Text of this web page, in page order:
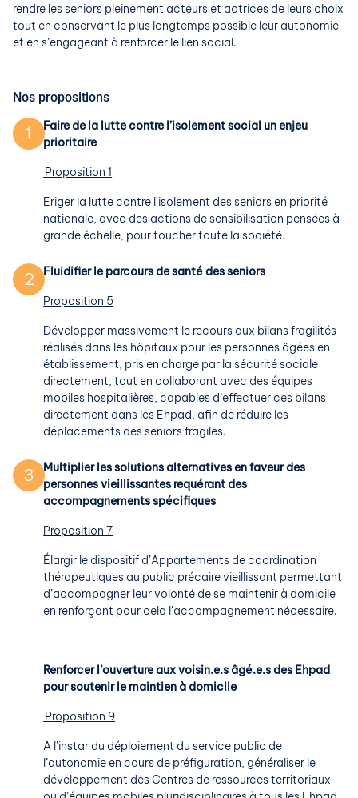
rendre les seniors pleinement acteurs et actrices de leurs choix
tout en conservant le plus longtemps possible leur autonomie
et en s’engageant à renforcer le lien social.
Nos propositions
1
Faire de la lutte contre l’isolement social un enjeu
prioritaire
Proposition 1
Eriger la lutte contre l’isolement des seniors en priorité
nationale, avec des actions de sensibilisation pensées à
grande échelle, pour toucher toute la société.
2 Fluidifier le parcours de santé des seniors
Proposition 5
Développer massivement le recours aux bilans fragilités
réalisés dans les hôpitaux pour les personnes âgées en
établissement, pris en charge par la sécurité sociale
directement, tout en collaborant avec des équipes
mobiles hospitalières, capables d’effectuer ces bilans
directement dans les Ehpad, afin de réduire les
déplacements des seniors fragiles.
3
Multiplier les solutions alternatives en faveur des
personnes vieillissantes requérant des
accompagnements spécifiques
Proposition 7
Élargir le dispositif d’Appartements de coordination
thérapeutiques au public précaire vieillissant permettant
d’accompagner leur volonté de se maintenir à domicile
en renforçant pour cela l’accompagnement nécessaire.
Renforcer l’ouverture aux voisin.e.s âgé.e.s des Ehpad
pour soutenir le maintien à domicile
Proposition 9
A l’instar du déploiement du service public de
l’autonomie en cours de préfiguration, généraliser le
développement des Centres de ressources territoriaux